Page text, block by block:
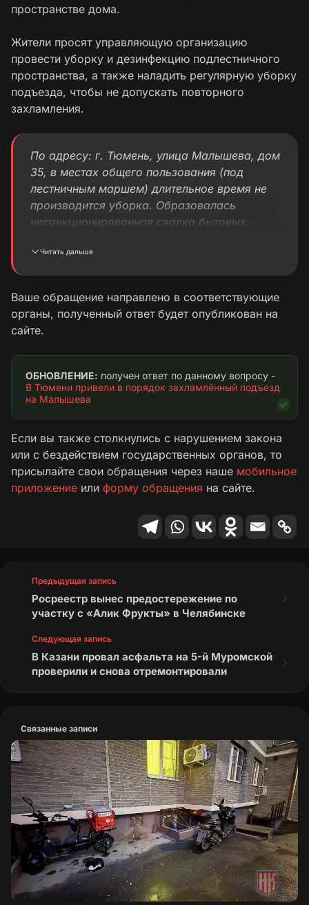
пространстве дома.
Жители просят управляющую организацию
провести уборку и дезинфекцию подлестничного
пространства, а также наладить регулярную уборку
подъезда, чтобы не допускать повторного
захламления.
По адресу: г. Тюмень, улица Малышева, дом
35, в местах общего пользования (под
лестничным маршем) длительное время не
производится уборка. Образовалась
несанкционированная свалка бытовых
разлитые жидкости.
нарушением санитарных норм и правил
содержания общедомового имущества.
Скопление горючего мусора в
подлестничном пространстве также
нарушает нормы противопожарного режима
(загромождение путей эвакуации).
Прошу обязать ответственную организацию
(УК «СГО») незамедлительно провести
полную санитарную очистку территории,
дезинфекцию места свалки и обеспечить
регулярный график уборки подъезда.
Читать дальше
Ваше обращение направлено в соответствующие
органы, полученный ответ будет опубликован на
сайте.
ОБНОВЛЕНИЕ:
В Тюмени привели в порядок захламлённый подъезд
на Малышева
Если вы также столкнулись с нарушением закона
или с бездействием государственных органов, то
присылайте свои обращения через наше мобильное
приложение или форму обращения на сайте.
Предыдущая запись
Росреестр вынес предостережение по
участку с «Алик Фрукты» в Челябинске
Следующая запись
В Казани провал асфальта на 5-й Муромской
проверили и снова отремонтировали
Связанные записи